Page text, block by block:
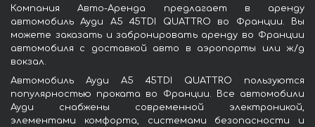
Компания Авто-Аренда предлагает в аренду
автомобиль Ауди A5 45TDI QUATTRO во Франции. Вы
можете заказать и забронировать аренду во Франции
автомобиля с доставкой авто в аэропорты или ж/д
вокзал.
Автомобиль Ауди A5 45TDI QUATTRO пользуются
популярностью проката во Франции. Все автомобили
Ауди снабжены современной электроникой,
элементами комфорта, системами безопасности и